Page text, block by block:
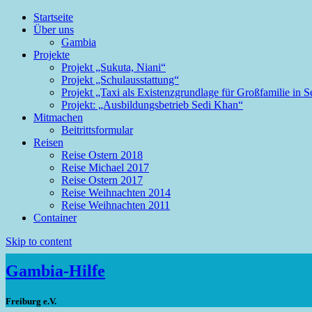
Startseite
Über uns
Gambia
Projekte
Projekt „Sukuta, Niani“
Projekt „Schulausstattung“
Projekt „Taxi als Existenzgrundlage für Großfamilie in
Projekt: „Ausbildungsbetrieb Sedi Khan“
Mitmachen
Beitrittsformular
Reisen
Reise Ostern 2018
Reise Michael 2017
Reise Ostern 2017
Reise Weihnachten 2014
Reise Weihnachten 2011
Container
Skip to content
Gambia-Hilfe
Freiburg e.V.